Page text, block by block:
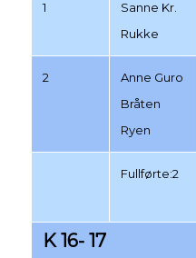
1
Sanne Kr.
Rukke
2
Anne Guro
Bråten
Ryen
Fullførte:2
K 16- 17